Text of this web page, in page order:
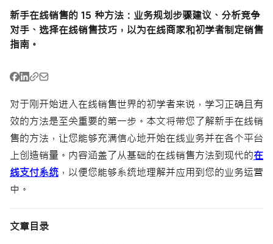
P2P 转账服务
手机银行收款服
统
付款分发服务
(Payouts)
Meta广告费支
付服务
(Thai QR /
PromptPay)
务
在线分期付款系
统
付款分发服务
(Payouts)
付服务
提升企业信誉
Meta广告费支
电子钱包支付
在线分期付款系
统
P2P 转账服务
新手在线销售的 15 种方法：业务规划步骤建议、分析竞争
对手、选择在线销售技巧，以为在线商家和初学者制定销售
指南。
对于刚开始进入在线销售世界的初学者来说，学习正确且有
效的方法是至关重要的第一步。本文将带您了解新手在线销
售的方法，让您能够充满信心地开始在线业务并在各个平台
上创造销量。内容涵盖了从基础的在线销售方法到现代的在
线支付系统 ，以便您能够系统地理解并应用到您的业务运营
中。
文章目录